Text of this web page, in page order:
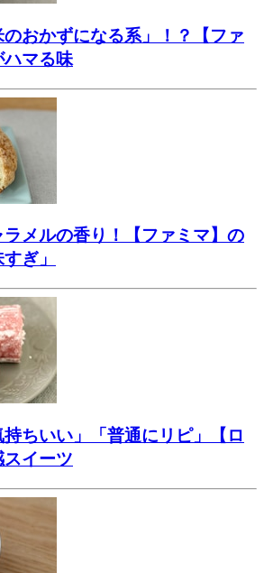
おかずになる系」！？【ファ
ハマる味
メルの香り！【ファミマ】の
ぎ」
持ちいい」「普通にリピ」【ロ
イーツ